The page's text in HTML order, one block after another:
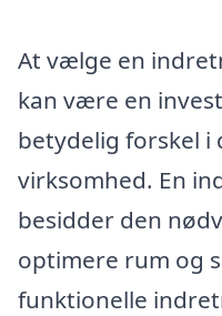
At vælge en
kan være en
betydelig forskel i
virksomhed. En
besidder den
optimere rum og
funktionelle